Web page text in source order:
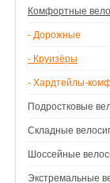
Комфортные
- Дорожные
- Круизёры
- Хардтейлы-
Подростковые
Складные
Шоссейные
Экстремальные